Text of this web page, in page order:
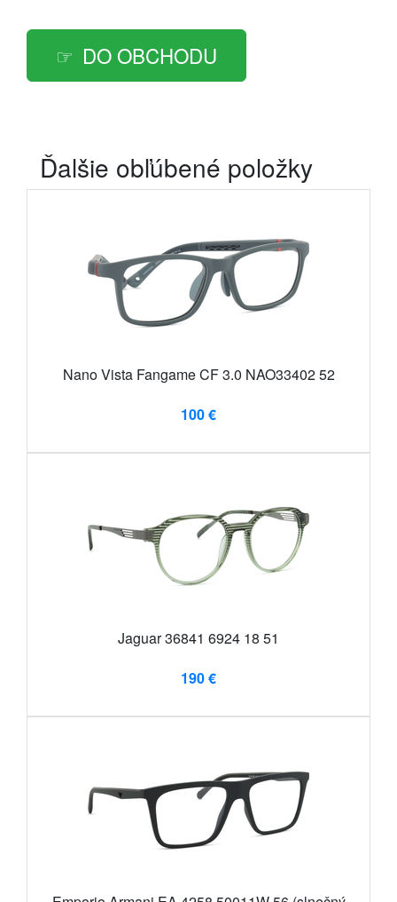
DO OBCHODU
Ďalšie obľúbené položky
Nano Vista Fangame CF 3.0 NAO33402 52
100 €
Jaguar 36841 6924 18 51
190 €